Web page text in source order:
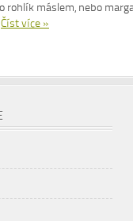
máslem, nebo
Číst více »